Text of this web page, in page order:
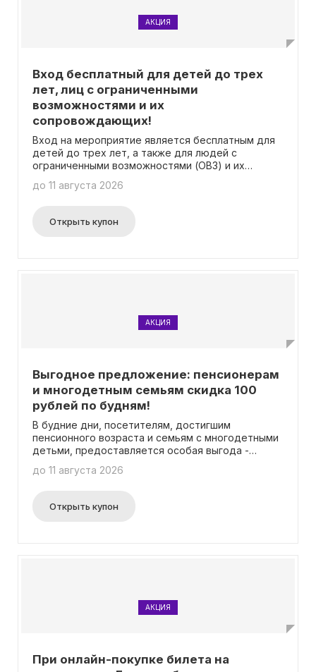
АКЦИЯ
Вход бесплатный для детей до трех
лет, лиц с ограниченными
возможностями и их
сопровождающих!
Вход на мероприятие является бесплатным для
детей до трех лет, а также для людей с
ограниченными возможностями (ОВЗ) и их
использование промокода для получения
до 11 августа 2026
Открыть купон
АКЦИЯ
Выгодное предложение: пенсионерам
и многодетным семьям скидка 100
рублей по будням!
В будние дни, посетителям, достигшим
пенсионного возраста и семьям с многодетными
детьми, предоставляется особая выгода -
зоопарк! Чтобы воспользоваться данной скидкой,
какие-либо дополнительные действия. Просто
предъявите соответствующие документы,
до 11 августа 2026
Открыть купон
АКЦИЯ
При онлайн-покупке билета на